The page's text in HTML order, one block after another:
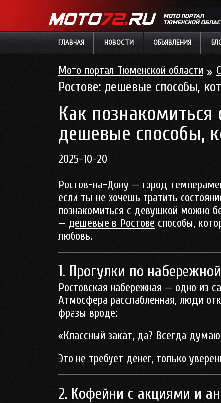
МОТО ПОРТАЛ
ТЮМЕНСКОЙ
ГЛАВНАЯ НОВОСТИ ОБЪЯВЛЕНИЯ
Мото портал Тюменской области »
Ростове: дешевые способы,
Как познакомиться
дешевые способы,
2025-10-20
Ростов-на-Дону — город
если ты не хочешь тратить
познакомиться с девушкой можно
— дешевые в Ростове способы,
любовь.
1. Прогулки по
Ростовская набережная — одно из
Атмосфера расслабленная, люди
фразы вроде:
«Классный закат, да? Всегда
Это не требует денег, только
2. Кофейни с акциями и